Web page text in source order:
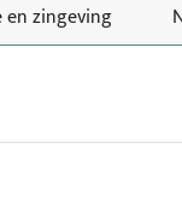
zingeving